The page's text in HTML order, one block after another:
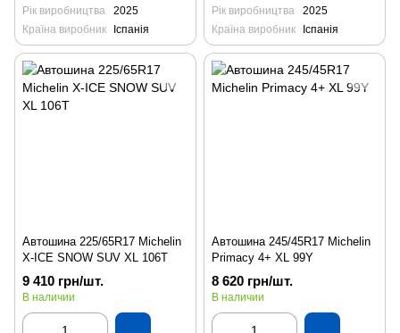
Рік виробництва
2025
Країна виробник
Іспанія
Рік виробництва
2025
Країна виробник
Іспанія
Автошина 225/65R17 Michelin
X-ICE SNOW SUV XL 106T
9 410 грн/шт.
В наличии
Автошина 245/45R17 Michelin
Primacy 4+ XL 99Y
8 620 грн/шт.
В наличии